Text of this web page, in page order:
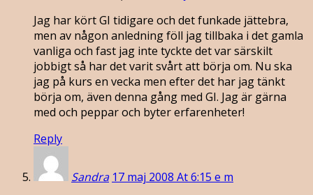
Jag har kört GI tidigare och det funkade jättebra,
men av någon anledning föll jag tillbaka i det gamla
vanliga och fast jag inte tyckte det var särskilt
jobbigt så har det varit svårt att börja om. Nu ska
jag på kurs en vecka men efter det har jag tänkt
börja om, även denna gång med GI. Jag är gärna
med och peppar och byter erfarenheter!
Reply
Sandra 17 maj 2008 At 6:15 e m